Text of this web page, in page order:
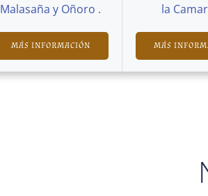
Malasaña y Oñoro .
MÁS INFORMACIÓN
la
MÁS